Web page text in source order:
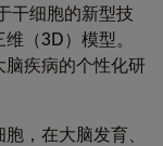
干细胞的新型技
（3D）模型。
疾病的个性化研
，在大脑发育、